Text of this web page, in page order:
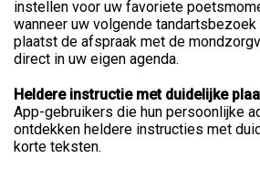
instellen voor uw favoriete
wanneer uw volgende
plaatst de afspraak met de
direct in uw eigen agenda.
Heldere instructie met duidelijke
App-gebruikers die hun persoonlijke
ontdekken heldere instructies met
korte teksten.